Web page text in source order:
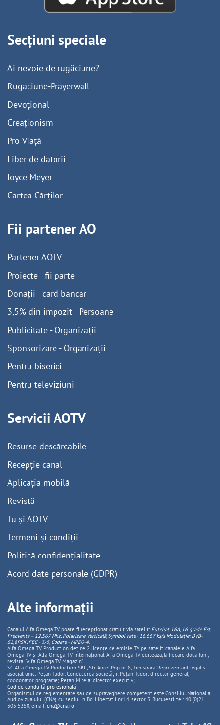
Secțiuni speciale
Ai nevoie de rugăciune?
Rugaciune-Prayerwall
Devoțional
Creaționism
Pro-Viață
Liber de datorii
Joyce Meyer
Cartea Cărților
Fii partener AO
Partener AOTV
Proiecte - fii parte
Donații - card bancar
3,5% din impozit - Persoane
Publicitate - Organizații
Sponsorizare - Organizații
Pentru biserici
Pentru televiziuni
Servicii AOTV
Resurse descărcabile
Recepție canal
Aplicația mobilă
Revistă
Tu și AOTV
Termeni și condiții
Politică confidențialitate
Acord date personale (GDPR)
Alte informații
Canalul Alfa Omega TV poate fi recepționat gratuit via satelit: Eutelsat 16A, 16 grade Est,
Frecventa – 12.567 Mhz, PolarizareVerticală, Symbol rate - 16.667 ks/s, Modulație: DVB-
S2,8PSK, FEC - 3/5, Codare - MPEG-4.
Alfa Omega TV Production deține 2 licențe de emisie TV pe satelit: canalele Alfa
Omega TV și Alfa Omega TV Internațional. Alfa Omega TV editeaza, la fiecare doua luni,
revista: "Alfa Omega TV Magazin".
SC Alfa Omega TV Production SRL, Str Aurel Pop nr. 8, Timisoara. Reprezentant legal și
asociat unic: Pețan Tudor. Conducerea societății: Pețan Tudor: director general,
coodonator programe; Pețan Mirela: director executiv;
Cod de conduită profesională
Organismul de reglementare sau de supraveghere competent este Consiliul National al
Audiovizualului (CNA), cu sediul in Bd. Libertatii nr.14, sector 5, Bucuresti, tel: 40 (0)21
305 5350, email: cna@cna.ro